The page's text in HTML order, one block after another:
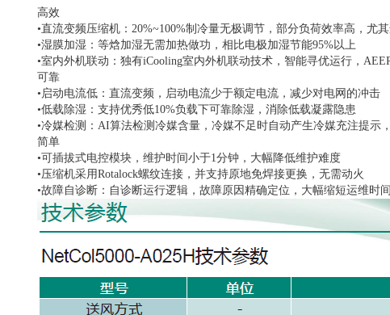
高效
•直流变频压缩机：20%~100%制冷量无极调节，部分负荷效率高，尤
•湿膜加湿：等焓加湿无需加热做功，相比电极加湿节能95%以上
•室内外机联动：独有iCooling室内外机联动技术，智能寻优运行，
可靠
•启动电流低：直流变频，启动电流少于额定电流，减少对电网的冲击
•低载除湿：支持优秀低10%负载下可靠除湿，消除低载凝露隐患
•冷媒检测：AI算法检测冷媒含量，冷媒不足时自动产生冷媒充注提示
简单
•可插拔式电控模块，维护时间小于1分钟，大幅降低维护难度
•压缩机采用Rotalock螺纹连接，并支持原地免焊接更换，无需动火
•故障自诊断：自诊断运行逻辑，故障原因精确定位，大幅缩短运维时间